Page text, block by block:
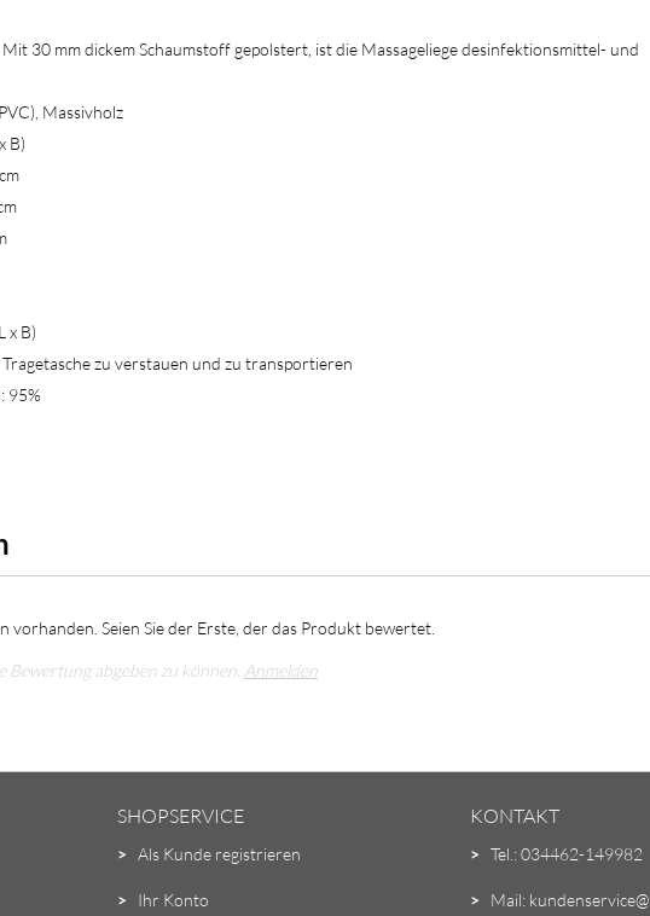
30 mm dickem Schaumstoff gepolstert, ist die Massageliege desinfektionsmittel- und
Massivholz
B)
x B)
zu verstauen und zu transportieren
95%
vorhanden. Seien Sie der Erste, der das Produkt bewertet.
Bewertung abgeben zu können. Anmelden
SHOPSERVICE
> Als Kunde registrieren
> Ihr Konto
KONTAKT
> Tel.: 034462-149982
> Mail: